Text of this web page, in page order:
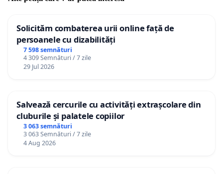
Solicităm combaterea urii online față de
persoanele cu dizabilități
7 598 semnături
4 309 Semnături / 7 zile
29 Jul 2026
Salvează cercurile cu activități extrașcolare din
cluburile și palatele copiilor
3 063 semnături
3 063 Semnături / 7 zile
4 Aug 2026